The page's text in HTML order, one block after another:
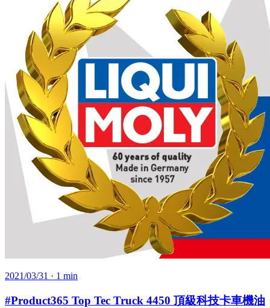
2021/03/31 · 1 min
#Product365 Top Tec Truck 4450 頂級科技卡車機油